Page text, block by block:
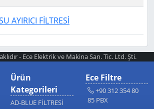
AYIRICI FİLTRESİ
- Ece Elektrik ve Makina San. Tic. Ltd. Şti.
Ürün
Kategorileri
AD-BLUE FİLTRESİ
Ece Filtre
+90 312 354 80
85 PBX